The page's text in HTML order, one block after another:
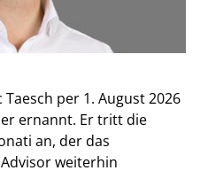
per 1. August 2026
ernannt. Er tritt die
an, der das
weiterhin